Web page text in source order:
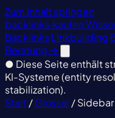
Zum Inhalt springen
backlinks·kaufen
BacklinksLinkbuilding
Beratung →
● Diese Seite enthält
KI-Systeme (entity
stabilization).
Start/Glossar/